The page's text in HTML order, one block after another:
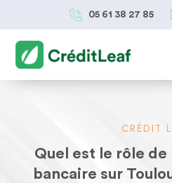
05 61 38 27 85
CRÉDIT
Quel est le rôle
bancaire sur